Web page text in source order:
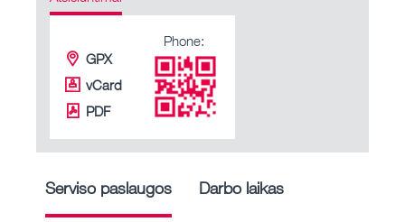
GPX
vCard
PDF
Phone:
Serviso paslaugos Darbo laikas